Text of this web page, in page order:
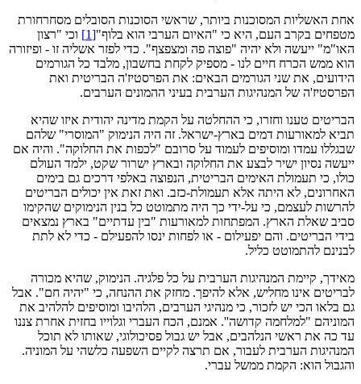
אחת האשליות המסוכנות ביותר, שראשי הסוכנות הסובלים מסחרחורת
מטפחים בקרב העם, היא כי "האיום הערבי הוא בלוף"[1]
וכי "רצון
האו"מ" ייעשה ולא יהיה "פוצה פה ומצפצף". כדי לפזר אשליה זו - ופיזורה
הוא ממש הכרח חיים לנו - מספיק לקחת בחשבון, מלבד כל הגורמים
הידועים, את שני הגורמים הבאים: את הפרסטיז'ה הבריטית ואת
הפרסטיז'ה של המנהיגות הערבית בעיני ההמונים הערבים.
הבריטים טענו וחזרו, כי ההחלטה על הקמת מדינה יהודית איזו שהיא
תביא למאורעות דמים בארץ-ישראל. זה היה הנימוק "המוסרי" שלהם
שבגללו עמדו ומוסיפים לעמוד על סרובם "לכפות את החלוקה". והיה אם
ייעשה נסיון ישיר לבצע את החלוקה ובארץ ישרור שקט, ילמד העולם
כולו, כי תעמולת האימים הבריטית, הנפוצה באלפי דרכים גם בימים
האחרונים, לא היתה אלא תעמולת-כזב. ואת זאת אין יכולים הבריטים
להרשות לעצמם, כי על-ידי כך היה מתמוטט כל בנין הנימוקים שהקימו
סביב שאלת הארץ. המפתחות למאורעות "בין עדתיים" בארץ נמצאים
בידי הבריטים. והם יפעילום - או לפחות ינסו להפעילם - כדי לא לתת
לבנינם להתמוטט כליל.
מאידך, קיימת המנהיגות הערבית על כל פלגיה. הנימוק, שהיא מכורה
לבריטים אינו מחליש, אלא להיפך. מחזק את ההנחה, כי "יהיה חם". אבל
גם בלאו הכי יש לזכור, כי מנהיגי הערבים, הלהיבו ומוסיפים להלהיב את
המוניהם "למלחמה קדושה''. אמנם, הכח העברי וגלוייו בחזית אחרת צננו
עד כה את ראשי הנלהבים, אבל יש גבול פסיכולוגי, שאותו לא תוכל
המנהיגות הערבית לעבור, אם תרצה לקיים השפעה כלשהי על המוניה.
והגבול הוא: הקמת ממשל עברי.